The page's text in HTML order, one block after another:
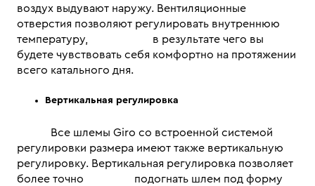
воздух выдувают наружу. Вентиляционные
отверстия позволяют регулировать внутреннюю
температуру, в результате чего вы
будете чувствовать себя комфортно на протяжении
всего катального дня.
Вертикальная регулировка
Все шлемы Giro со встроенной системой
регулировки размера имеют также вертикальную
регулировку. Вертикальная регулировка позволяет
более точно подогнать шлем под форму